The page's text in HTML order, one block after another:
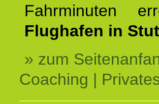
Fahrminuten
Flughafen in
» zum
Coaching |